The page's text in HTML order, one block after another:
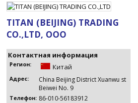
TITAN (BEIJING) TRADING
CO.,LTD, ООО
Контактная информация
Регион: Китай
Адрес:
China Beijing District Xuanwu st
Beiwei No. 9
Телефон: 86-010-56183912